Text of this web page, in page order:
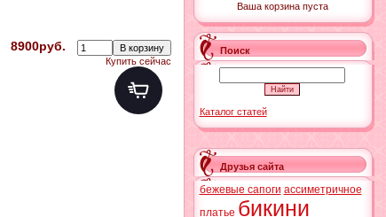
8900руб.
Купить сейчас
Ваша корзина пуста
Поиск
Каталог статей
Друзья сайта
бежевые сапоги ассиметричное
платье бикини